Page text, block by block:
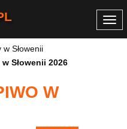
w Słowenii
Słowenii 2026
W